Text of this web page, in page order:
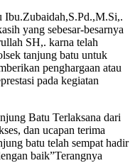
yang sebesar-besarnya
SH,. karna telah
tanjung batu untuk
penghargaan atau
pada kegiatan
Batu Terlaksana dari
dan ucapan terima
batu telah sempat hadir
baik”Terangnya